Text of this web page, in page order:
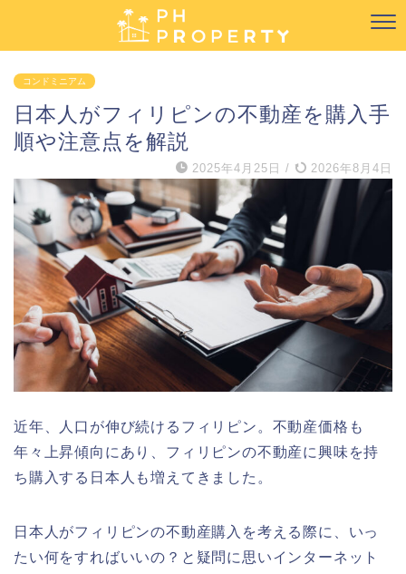
コンドミニアム
日本人がフィリピンの不動産を購入手
順や注意点を解説
2025年4月25日 / 2026年8月4日
近年、人口が伸び続けるフィリピン。不動産価格も
年々上昇傾向にあり、フィリピンの不動産に興味を持
ち購入する日本人も増えてきました。
日本人がフィリピンの不動産購入を考える際に、いっ
たい何をすればいいの？と疑問に思いインターネット